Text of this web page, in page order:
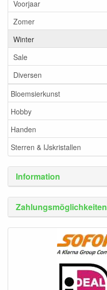
Voorjaar
Zomer
Winter
Sale
Diversen
Bloemsierkunst
Hobby
Handen
Sterren & IJskristallen
Information
Zahlungsmöglichkeiten